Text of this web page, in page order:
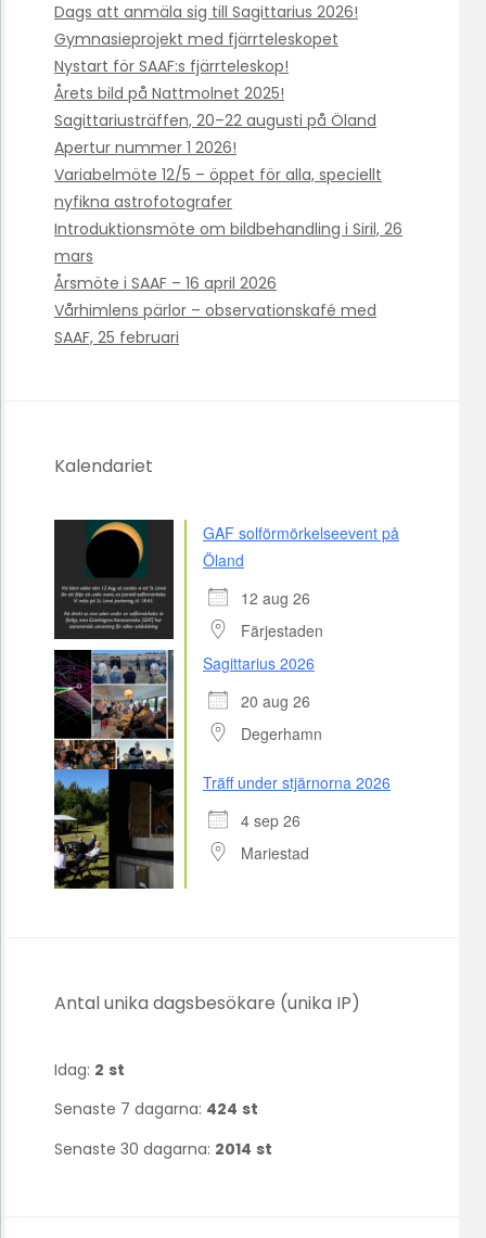
Dags att anmäla sig till Sagittarius 2026!
Gymnasieprojekt med fjärrteleskopet
Nystart för SAAF:s fjärrteleskop!
Årets bild på Nattmolnet 2025!
Sagittariusträffen, 20–22 augusti på Öland
Apertur nummer 1 2026!
Variabelmöte 12/5 – öppet för alla, speciellt
nyfikna astrofotografer
Introduktionsmöte om bildbehandling i Siril, 26
mars
Årsmöte i SAAF – 16 april 2026
Vårhimlens pärlor – observationskafé med
SAAF, 25 februari
Kalendariet
GAF solförmörkelseevent på
Öland
12 aug 26
Färjestaden
Sagittarius 2026
20 aug 26
Degerhamn
Träff under stjärnorna 2026
4 sep 26
Mariestad
Antal unika dagsbesökare (unika IP)
Idag: 2 st
Senaste 7 dagarna: 424 st
Senaste 30 dagarna: 2014 st